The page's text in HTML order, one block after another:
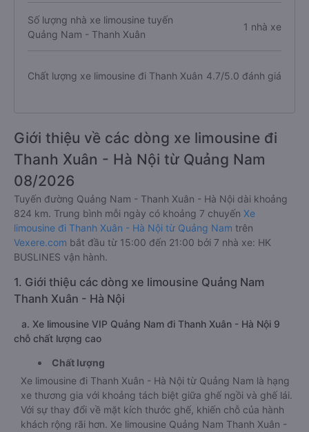
Số lượng nhà xe limousine tuyến
Quảng Nam - Thanh Xuân
1 nhà xe
Chất lượng xe limousine đi Thanh Xuân 4.7/5.0 đánh giá
Giới thiệu về các dòng xe limousine đi
Thanh Xuân - Hà Nội từ Quảng Nam
08/2026
Tuyến đường Quảng Nam - Thanh Xuân - Hà Nội dài khoảng
824 km. Trung bình mỗi ngày có khoảng 7 chuyến Xe
limousine đi Thanh Xuân - Hà Nội từ Quảng Nam trên
Vexere.com bắt đầu từ 15:00 đến 21:00 bởi 7 nhà xe: HK
BUSLINES vận hành.
1. Giới thiệu các dòng xe limousine Quảng Nam
Thanh Xuân - Hà Nội
a. Xe limousine VIP Quảng Nam đi Thanh Xuân - Hà Nội 9
chỗ chất lượng cao
Chất lượng
Xe limousine đi Thanh Xuân - Hà Nội từ Quảng Nam là hạng
xe thương gia với khoảng tách biệt giữa ghế ngồi và ghế lái.
Với sự thay đổi về mặt kích thước ghế, khiến chỗ của hành
khách rộng rãi hơn. Xe limousine Quảng Nam Thanh Xuân -